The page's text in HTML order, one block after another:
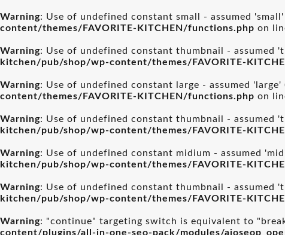
Warning: Use of undefined constant small - assumed
content/themes/FAVORITE-KITCHEN/functions.php on
Warning: Use of undefined constant thumbnail -
kitchen/pub/shop/wp-content/themes/FAVORITE-
Warning: Use of undefined constant large - assumed
content/themes/FAVORITE-KITCHEN/functions.php on
Warning: Use of undefined constant thumbnail -
kitchen/pub/shop/wp-content/themes/FAVORITE-
Warning: Use of undefined constant midium - assumed
kitchen/pub/shop/wp-content/themes/FAVORITE-
Warning: Use of undefined constant thumbnail -
kitchen/pub/shop/wp-content/themes/FAVORITE-
Warning: "continue" targeting switch is equivalent to
content/plugins/all-in-one-seo-pack/modules/